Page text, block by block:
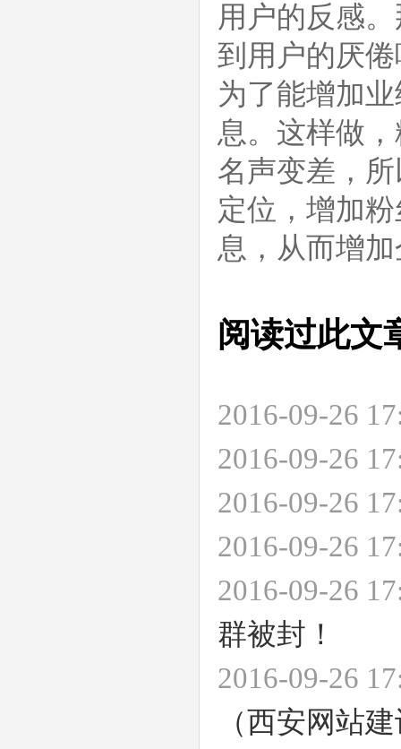
用户的反感
到用户的厌
为了能增加
息。这样做
名声变差，
定位，增加
息，从而增
阅读过此文
2016-09-26
2016-09-26
2016-09-26
2016-09-26
2016-09-26
群被封！
2016-09-26
（西安网站